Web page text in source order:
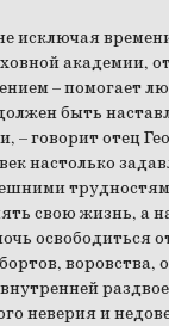
исключая
академии,
– помогает
быть
– говорит отец
настолько
свою жизнь, а
освободиться
воровства,
неверия и